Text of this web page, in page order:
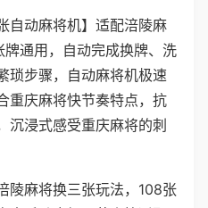
自动麻将机】适配涪陵麻
通用，自动完成换牌、洗
琐步骤，自动麻将机极速
重庆麻将快节奏特点，抗
沉浸式感受重庆麻将的刺
陵麻将换三张玩法，108张